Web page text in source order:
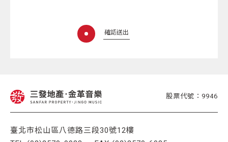
確認送出
股票代號：9946
臺北市松山區八德路三段30號12樓